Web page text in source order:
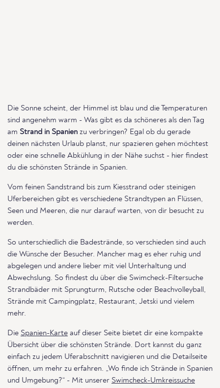
Die Sonne scheint, der Himmel ist blau und die Temperaturen
sind angenehm warm - Was gibt es da schöneres als den Tag
am Strand in Spanien zu verbringen? Egal ob du gerade
deinen nächsten Urlaub planst, nur spazieren gehen möchtest
oder eine schnelle Abkühlung in der Nähe suchst - hier findest
du die schönsten Strände in Spanien.
Vom feinen Sandstrand bis zum Kiesstrand oder steinigen
Uferbereichen gibt es verschiedene Strandtypen an Flüssen,
Seen und Meeren, die nur darauf warten, von dir besucht zu
werden.
So unterschiedlich die Badestrände, so verschieden sind auch
die Wünsche der Besucher. Mancher mag es eher ruhig und
abgelegen und andere lieber mit viel Unterhaltung und
Abwechslung. So findest du über die Swimcheck-Filtersuche
Strandbäder mit Sprungturm, Rutsche oder Beachvolleyball,
Strände mit Campingplatz, Restaurant, Jetski und vielem
mehr.
Die Spanien-Karte auf dieser Seite bietet dir eine kompakte
Übersicht über die schönsten Strände. Dort kannst du ganz
einfach zu jedem Uferabschnitt navigieren und die Detailseite
öffnen, um mehr zu erfahren. „Wo finde ich Strände in Spanien
und Umgebung?“ - Mit unserer Swimcheck-Umkreissuche